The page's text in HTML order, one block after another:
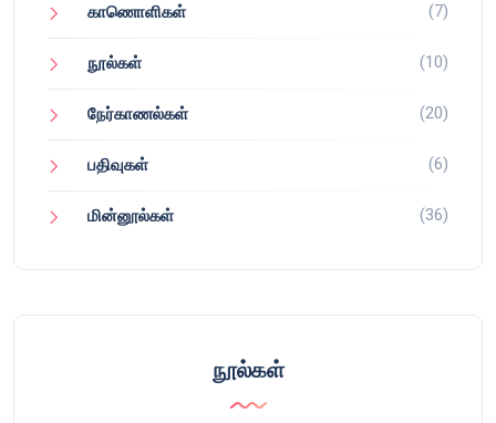
காணொளிகள் (7)
நூல்கள் (10)
நேர்காணல்கள் (20)
பதிவுகள் (6)
மின்னூல்கள் (36)
நூல்கள்